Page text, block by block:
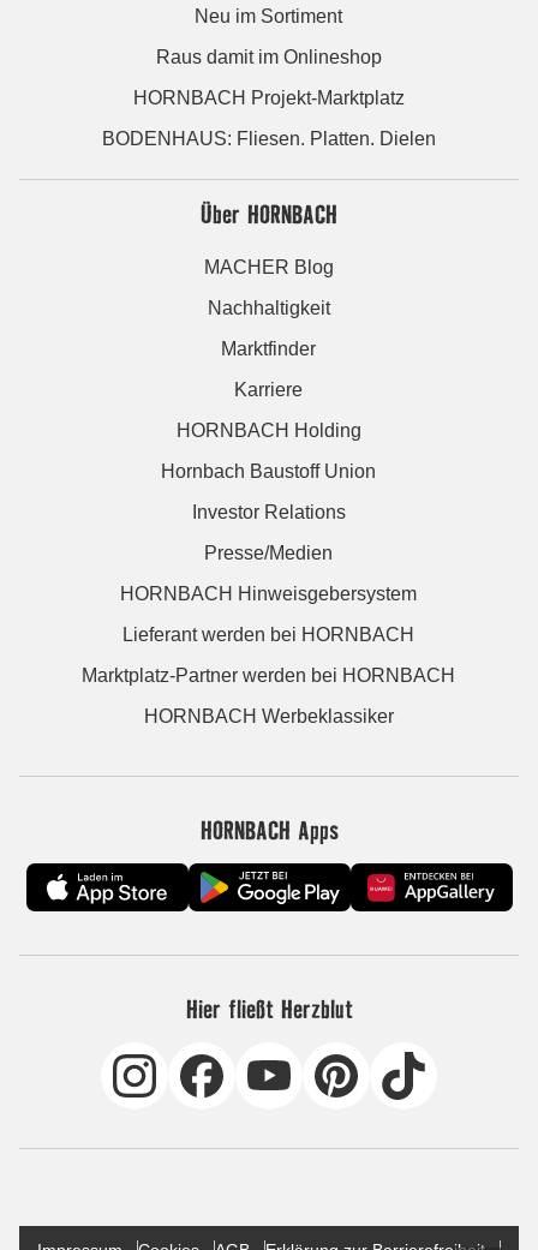
Neu im Sortiment
Raus damit im Onlineshop
HORNBACH Projekt-Marktplatz
BODENHAUS: Fliesen. Platten. Dielen
Über HORNBACH
MACHER Blog
Nachhaltigkeit
Marktfinder
Karriere
HORNBACH Holding
Hornbach Baustoff Union
Investor Relations
Presse/Medien
HORNBACH Hinweisgebersystem
Lieferant werden bei HORNBACH
Marktplatz-Partner werden bei HORNBACH
HORNBACH Werbeklassiker
HORNBACH Apps
Hier fließt Herzblut